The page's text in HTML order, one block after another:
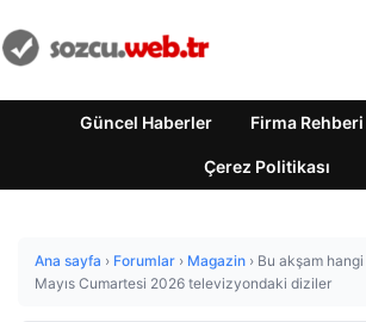
Güncel Haberler Firma Rehberi
Çerez Politikası
Ana sayfa › Forumlar › Magazin › Bu akşam
Mayıs Cumartesi 2026 televizyondaki diziler